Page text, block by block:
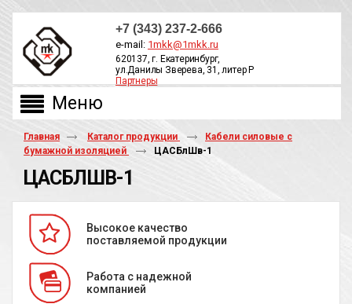
+7 (343) 237-2-666
e-mail: 1mkk@1mkk.ru
620137, г. Екатеринбург,
ул.Данилы Зверева, 31, литер Р
Партнеры
Главная Каталог продукции
Кабели силовые с
бумажной изоляцией
ЦАСБлШв-1
ЦАСБЛШВ-1
Высокое качество
поставляемой продукции
Работа с надежной
компанией